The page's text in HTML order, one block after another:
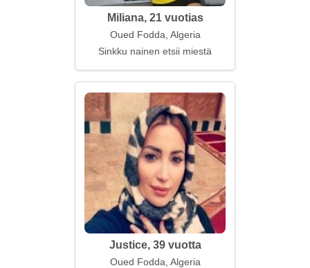
Miliana, 21 vuotias
Oued Fodda, Algeria
Sinkku nainen etsii miestä
Justice, 39 vuotta
Oued Fodda, Algeria